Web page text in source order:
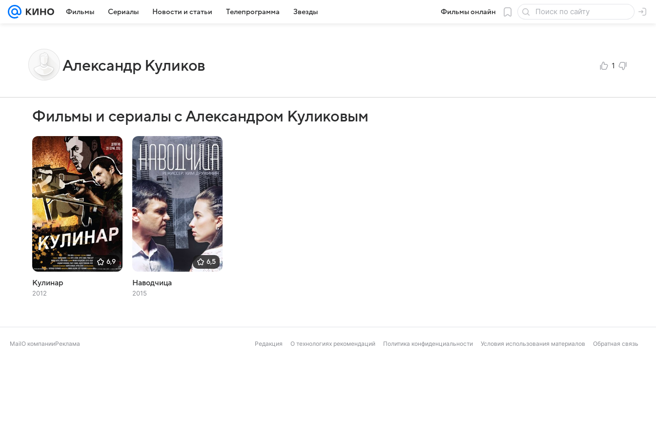
Фильмы Сериалы Новости и статьи Телепрограмма Звезды Фильмы онлайн
Александр Куликов 1
Фильмы и сериалы с Александром Куликовым
6,9
Кулинар
2012
6,5
Наводчица
2015
MailО компанииРеклама Редакция О технологиях рекомендаций Политика конфиденциальности Условия использования материалов Обратная связь